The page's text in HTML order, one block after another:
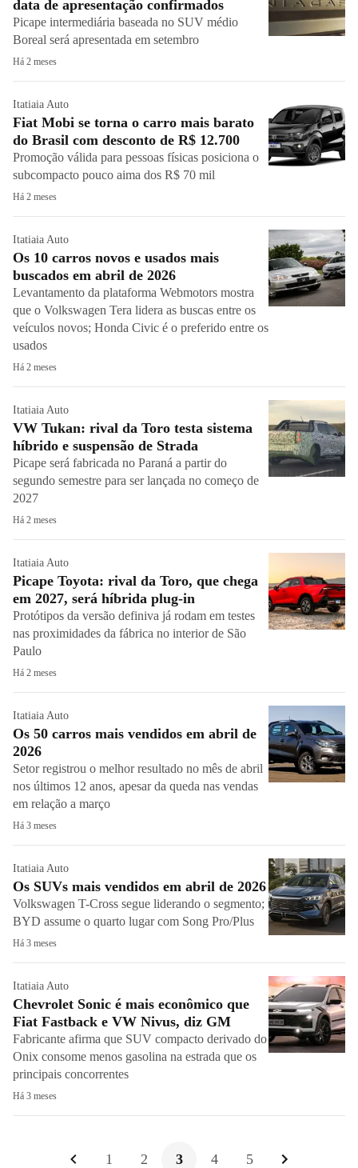
data de apresentação confirmados
Picape intermediária baseada no SUV médio
Boreal será apresentada em setembro
Há 2 meses
Itatiaia Auto
Fiat Mobi se torna o carro mais barato
do Brasil com desconto de R$ 12.700
Promoção válida para pessoas físicas posiciona o
subcompacto pouco aima dos R$ 70 mil
Há 2 meses
Itatiaia Auto
Os 10 carros novos e usados mais
buscados em abril de 2026
Levantamento da plataforma Webmotors mostra
que o Volkswagen Tera lidera as buscas entre os
veículos novos; Honda Civic é o preferido entre os
usados
Há 2 meses
Itatiaia Auto
VW Tukan: rival da Toro testa sistema
híbrido e suspensão de Strada
Picape será fabricada no Paraná a partir do
segundo semestre para ser lançada no começo de
2027
Há 2 meses
Itatiaia Auto
Picape Toyota: rival da Toro, que chega
em 2027, será híbrida plug-in
Protótipos da versão definiva já rodam em testes
nas proximidades da fábrica no interior de São
Paulo
Há 2 meses
Itatiaia Auto
Os 50 carros mais vendidos em abril de
2026
Setor registrou o melhor resultado no mês de abril
nos últimos 12 anos, apesar da queda nas vendas
em relação a março
Há 3 meses
Itatiaia Auto
Os SUVs mais vendidos em abril de 2026
Volkswagen T-Cross segue liderando o segmento;
BYD assume o quarto lugar com Song Pro/Plus
Há 3 meses
Itatiaia Auto
Chevrolet Sonic é mais econômico que
Fiat Fastback e VW Nivus, diz GM
Fabricante afirma que SUV compacto derivado do
Onix consome menos gasolina na estrada que os
principais concorrentes
Há 3 meses
1 2 3 4 5